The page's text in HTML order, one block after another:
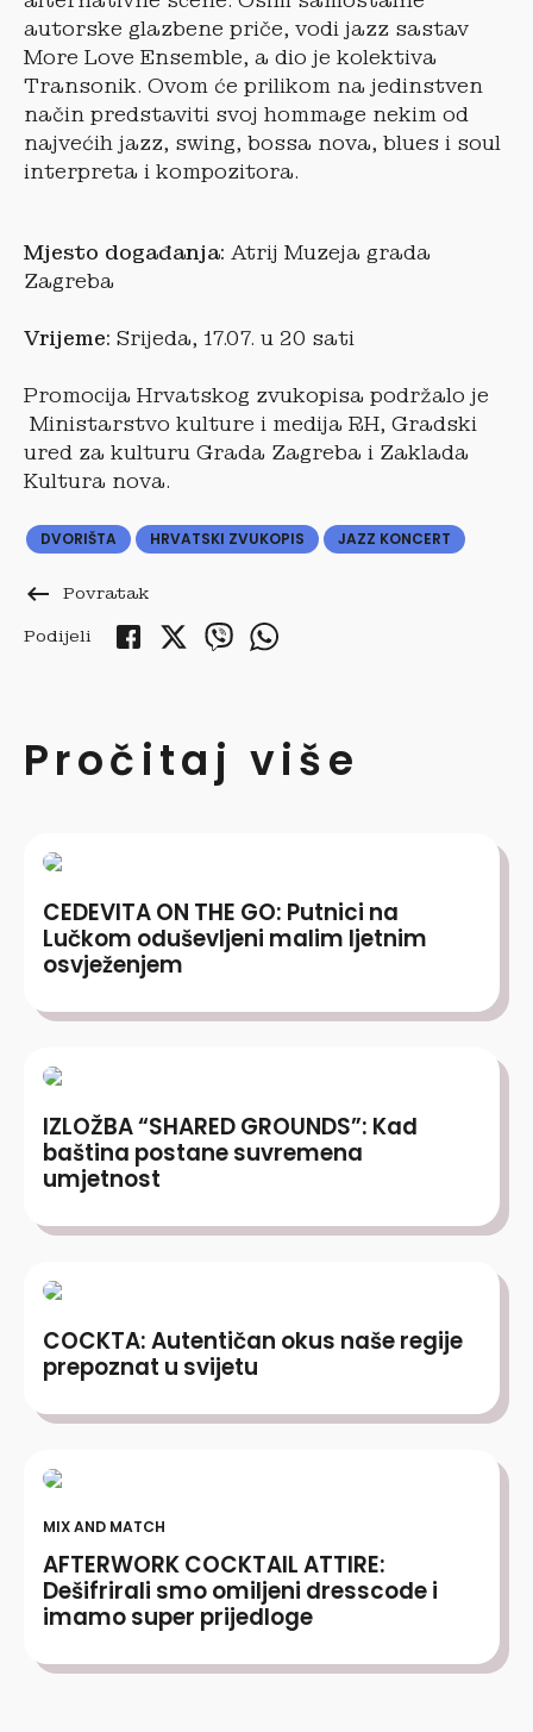
autorske glazbene priče, vodi jazz sastav
More Love Ensemble, a dio je kolektiva
Transonik. Ovom će prilikom na jedinstven
način predstaviti svoj hommage nekim od
najvećih jazz, swing, bossa nova, blues i soul
interpreta i kompozitora.
Mjesto događanja: Atrij Muzeja grada
Zagreba
Vrijeme: Srijeda, 17.07. u 20 sati
Promocija Hrvatskog zvukopisa podržalo je
Ministarstvo kulture i medija RH, Gradski
ured za kulturu Grada Zagreba i Zaklada
Kultura nova.
DVORIŠTA HRVATSKI ZVUKOPIS JAZZ KONCERT
keyboard_backspace Povratak
Podijeli
Pročitaj više
CEDEVITA ON THE GO: Putnici na
Lučkom oduševljeni malim ljetnim
osvježenjem
IZLOŽBA “SHARED GROUNDS”: Kad
baština postane suvremena
umjetnost
COCKTA: Autentičan okus naše regije
prepoznat u svijetu
MIX AND MATCH
AFTERWORK COCKTAIL ATTIRE:
Dešifrirali smo omiljeni dresscode i
imamo super prijedloge